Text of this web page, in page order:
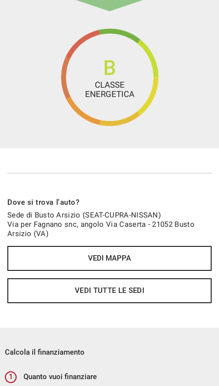
Regolazione in altezza e lombare dei sedili anteriori
Rifiniture interne in alluminio dark
Safety & Driving Pack M
Sedili sportivi CUPRA
Sedili sportivi in tessuto nero
Sensore di luce
Sensore di pioggia
Sensori di parcheggio posteriori
Sistema per la chiamata di emergenza e-call
Specchietti laterali elettrici
Spoiler posteriore e paraurti sportivi
Vetri posteriori oscurati
Volante sportivo multifunzionale in pelle con leve del
XDS (Sistema differenziale elettronico)
B
CLASSE
ENERGETICA
Dove si trova l'auto?
Sede di Busto Arsizio (SEAT-CUPRA-NISSAN)
Via per Fagnano snc, angolo Via Caserta - 21052 Busto
Arsizio (VA)
VEDI MAPPA
VEDI TUTTE LE SEDI
Calcola il finanziamento
1 Quanto vuoi finanziare